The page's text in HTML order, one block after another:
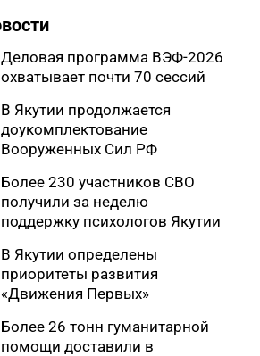
Деловая программа ВЭФ-2026
охватывает почти 70 сессий
В Якутии продолжается
доукомплектование
Вооруженных Сил РФ
Более 230 участников СВО
получили за неделю
поддержку психологов Якутии
В Якутии определены
приоритеты развития
«Движения Первых»
Более 26 тонн гуманитарной
помощи доставили в